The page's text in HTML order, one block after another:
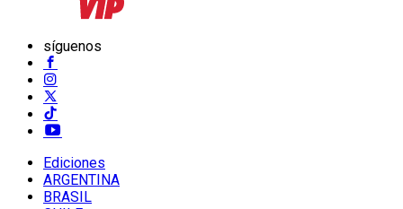
síguenos
Ediciones
ARGENTINA
BRASIL